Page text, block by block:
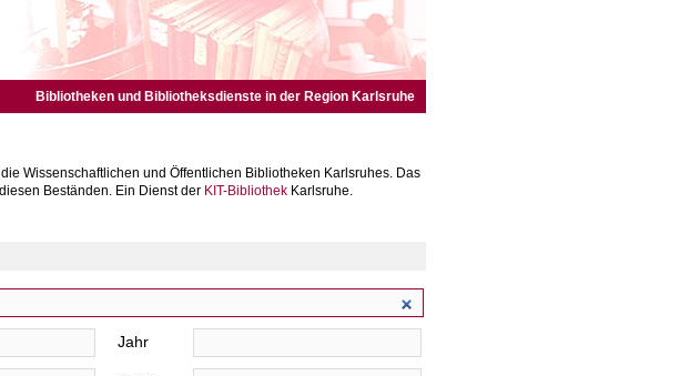
Bibliotheken und Bibliotheksdienste in der Region Karlsruhe
Wissenschaftlichen und Öffentlichen Bibliotheken Karlsruhes. Das
Beständen. Ein Dienst der KIT-Bibliothek Karlsruhe.
Jahr